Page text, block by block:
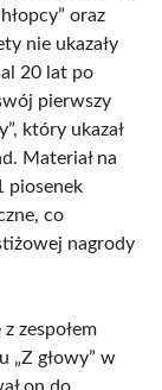
oraz
nie ukazały
20 lat po
pierwszy
który ukazał
Materiał na
piosenek
co
nagrody
zespołem
„Z głowy” w